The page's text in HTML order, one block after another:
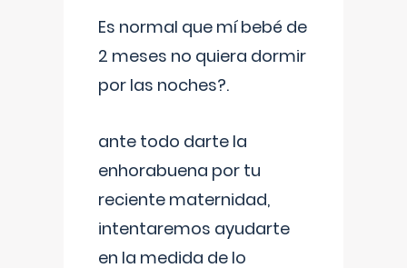
Es normal que mí bebé de
2 meses no quiera dormir
por las noches?.
ante todo darte la
enhorabuena por tu
reciente maternidad,
intentaremos ayudarte
en la medida de lo